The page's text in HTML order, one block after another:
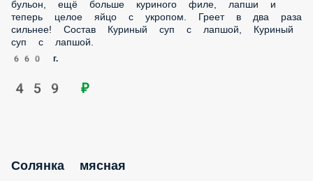
459 ₽
Солянка мясная
солёные огурчики для традиционной кислинки. Состав